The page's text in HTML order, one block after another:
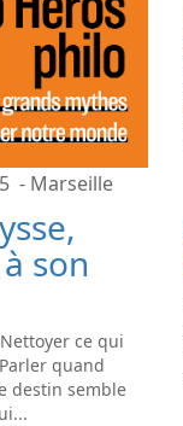
- Marseille
son
ce qui
quand
destin semble